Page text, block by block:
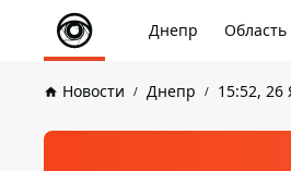
Днепр Область
Новости Днепр 15:52, 26